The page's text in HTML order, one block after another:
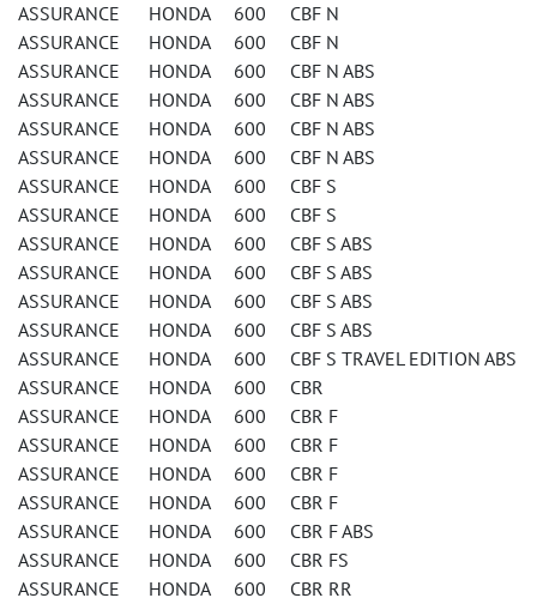
ASSURANCE HONDA 600 CBF N
ASSURANCE HONDA 600 CBF N
ASSURANCE HONDA 600 CBF N ABS
ASSURANCE HONDA 600 CBF N ABS
ASSURANCE HONDA 600 CBF N ABS
ASSURANCE HONDA 600 CBF N ABS
ASSURANCE HONDA 600 CBF S
ASSURANCE HONDA 600 CBF S
ASSURANCE HONDA 600 CBF S ABS
ASSURANCE HONDA 600 CBF S ABS
ASSURANCE HONDA 600 CBF S ABS
ASSURANCE HONDA 600 CBF S ABS
ASSURANCE HONDA 600 CBF S TRAVEL EDITION ABS
ASSURANCE HONDA 600 CBR
ASSURANCE HONDA 600 CBR F
ASSURANCE HONDA 600 CBR F
ASSURANCE HONDA 600 CBR F
ASSURANCE HONDA 600 CBR F
ASSURANCE HONDA 600 CBR F ABS
ASSURANCE HONDA 600 CBR FS
ASSURANCE HONDA 600 CBR RR